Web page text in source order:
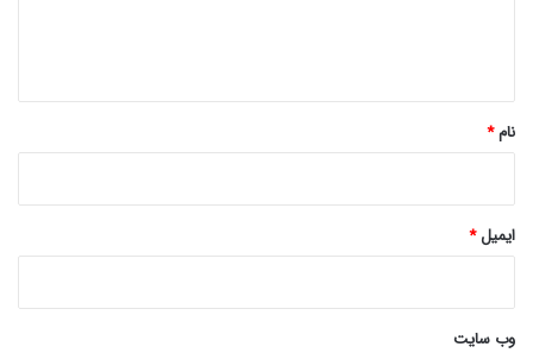
نام*
ایمیل*
وب‌ سایت